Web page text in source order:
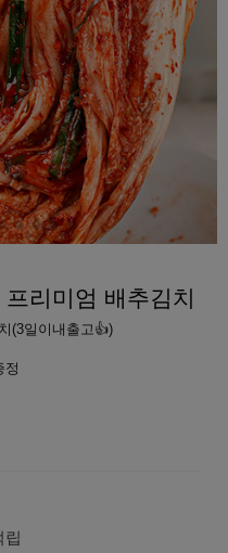
리미엄 배추김치
(3일이내출고👍)
정
립